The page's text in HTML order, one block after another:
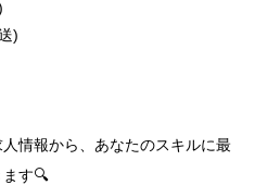
)
情報から、あなたのスキルに最
す🔍